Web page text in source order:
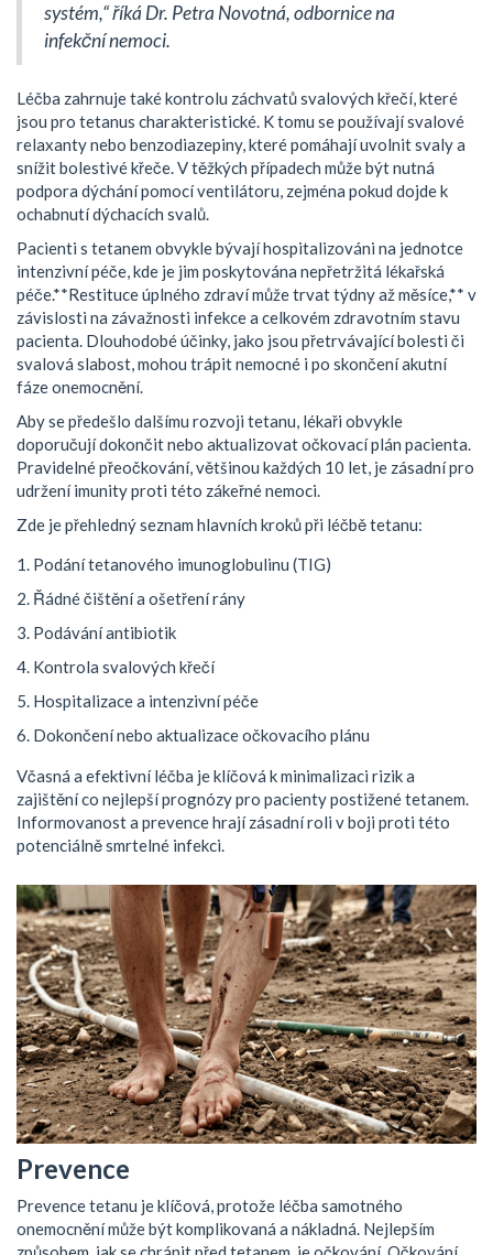
systém,“ říká Dr. Petra Novotná, odbornice na
infekční nemoci.
Léčba zahrnuje také kontrolu záchvatů svalových křečí, které
jsou pro tetanus charakteristické. K tomu se používají svalové
relaxanty nebo benzodiazepiny, které pomáhají uvolnit svaly a
snížit bolestivé křeče. V těžkých případech může být nutná
podpora dýchání pomocí ventilátoru, zejména pokud dojde k
ochabnutí dýchacích svalů.
Pacienti s tetanem obvykle bývají hospitalizováni na jednotce
intenzivní péče, kde je jim poskytována nepřetržitá lékařská
péče.**Restituce úplného zdraví může trvat týdny až měsíce,** v
závislosti na závažnosti infekce a celkovém zdravotním stavu
pacienta. Dlouhodobé účinky, jako jsou přetrvávající bolesti či
svalová slabost, mohou trápit nemocné i po skončení akutní
fáze onemocnění.
Aby se předešlo dalšímu rozvoji tetanu, lékaři obvykle
doporučují dokončit nebo aktualizovat očkovací plán pacienta.
Pravidelné přeočkování, většinou každých 10 let, je zásadní pro
udržení imunity proti této zákeřné nemoci.
Zde je přehledný seznam hlavních kroků při léčbě tetanu:
Podání tetanového imunoglobulinu (TIG)
Řádné čištění a ošetření rány
Podávání antibiotik
Kontrola svalových křečí
Hospitalizace a intenzivní péče
Dokončení nebo aktualizace očkovacího plánu
Včasná a efektivní léčba je klíčová k minimalizaci rizik a
zajištění co nejlepší prognózy pro pacienty postižené tetanem.
Informovanost a prevence hrají zásadní roli v boji proti této
potenciálně smrtelné infekci.
Prevence
Prevence tetanu je klíčová, protože léčba samotného
onemocnění může být komplikovaná a nákladná. Nejlepším